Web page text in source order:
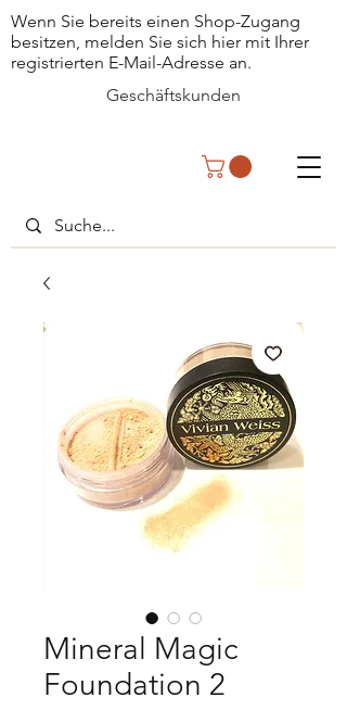
Geschäftskunden
Wenn Sie bereits einen Shop-Zugang
besitzen, melden Sie sich hier mit Ihrer
registrierten E-Mail-Adresse an.
Mineral Magic
Foundation 2